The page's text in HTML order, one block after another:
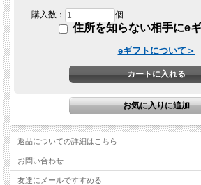
購入数： 個
住所を知らない相手にe
eギフトについて＞
返品についての詳細はこちら
お問い合わせ
友達にメールですすめる